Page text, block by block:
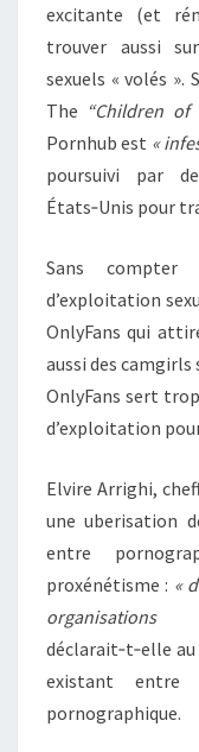
excitante (et
trouver aussi
sexuels « volés ».
The “Children of
Pornhub est «
poursuivi par
États‑Unis pour
Sans compter
d’exploitation
OnlyFans qui
aussi des
OnlyFans sert
d’exploitation
Elvire Arrighi,
une uberisation
entre
proxénétisme : «
déclarait‑t‑elle
existant
pornographique.